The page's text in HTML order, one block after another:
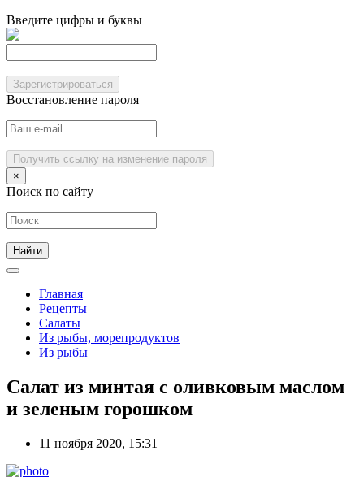
Введите цифры и буквы
Зарегистрироваться
Восстановление пароля
Получить ссылку на изменение пароля
×
Поиск по сайту
Главная
Рецепты
Салаты
Из рыбы, морепродуктов
Из рыбы
Салат из минтая с оливковым маслом
и зеленым горошком
11 ноября 2020, 15:31